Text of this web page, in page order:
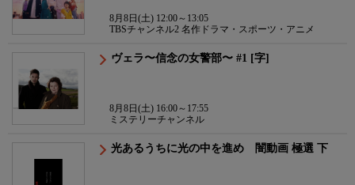
8月8日(土) 12:00～13:05
TBSチャンネル2 名作ドラマ・スポーツ・アニメ
ヴェラ〜信念の女警部〜 #1 [字]
8月8日(土) 16:00～17:55
ミステリーチャンネル
光あるうちに光の中を進め 闇動画 極選 下